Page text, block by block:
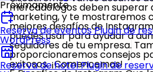
Próximamente
Reserva de eventosPlugin de
WordPress
Reserva de hotelPlugin de
mercadólogos deben superar
marketing, y te mostraremos
mejores desafíos de
puedes usar para ayudar a
seguidores de tu empresa.
proporcionaremos consejos
exitosos. ¡Comencemos!